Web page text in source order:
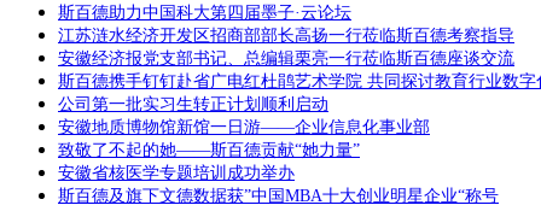
斯百德助力中国科大第四届墨子·云论坛
江苏涟水经济开发区招商部部长高扬一行莅临斯百德考察指导
安徽经济报党支部书记、总编辑栗亮一行莅临斯百德座谈交流
斯百德携手钉钉赴省广电红杜鹃艺术学院 共同探讨教育行业数字
公司第一批实习生转正计划顺利启动
安徽地质博物馆新馆一日游——企业信息化事业部
致敬了不起的她——斯百德贡献“她力量”
安徽省核医学专题培训成功举办
斯百德及旗下文德数据获”中国MBA十大创业明星企业“称号